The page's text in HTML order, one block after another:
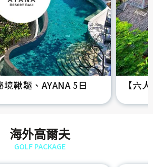
境鞦韆、AYANA 5日 【六
海外高爾夫
GOLF PACKAGE